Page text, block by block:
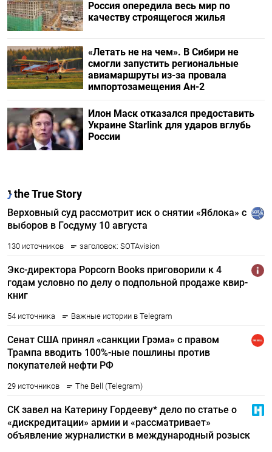
Россия опередила весь мир по
качеству строящегося жилья
«Летать не на чем». В Сибири не
смогли запустить региональные
авиамаршруты из-за провала
импортозамещения Ан-2
Илон Маск отказался предоставить
Украине Starlink для ударов вглубь
России